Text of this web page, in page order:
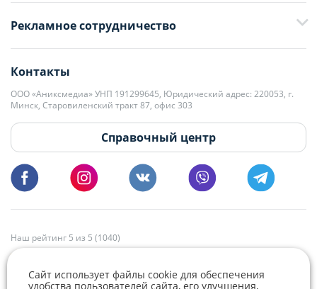
+375 29 376-13-70
+375 33 376-13-70
editor@domovita.by
Мы принимаем звонки и отвечаем на письма в будние дни с 9:00 до
18:00.
Рекламное сотрудничество
+375 29 563-15-61 Кристина Филюта
kb@domovita.by
+375 29 179-11-28 Владислав Гладченко
vg@domovita.by
Пишите и звоните нам в будние дни с 8:00 до 20:00.
Контакты
ООО «Аниксмедиа» УНП 191299645, Юридический адрес: 220053, г.
Минск, Старовиленский тракт 87, офис 303
Справочный центр
Наш рейтинг 5 из 5 (1040)
Сайт использует файлы cookie для обеспечения
удобства пользователей сайта, его улучшения,